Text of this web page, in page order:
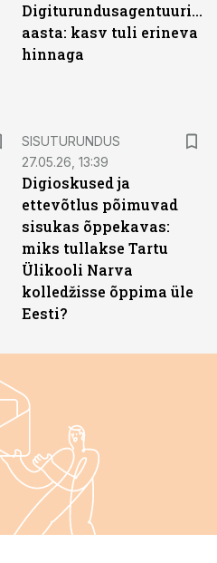
Digiturundusagentuuride
aasta: kasv tuli erineva
hinnaga
SISUTURUNDUS
27.05.26, 13:39
Digioskused ja
ettevõtlus põimuvad
sisukas õppekavas:
miks tullakse Tartu
Ülikooli Narva
kolledžisse õppima üle
Eesti?